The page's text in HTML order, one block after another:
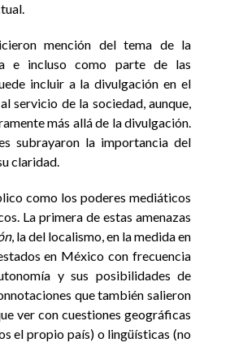
mención del tema de la
e incluso como parte de las
incluir a la divulgación en el
servicio de la sociedad, aunque,
más allá de la divulgación.
subrayaron la importancia del
claridad.
como los poderes mediáticos
La primera de estas amenazas
, la del localismo, en la medida en
en México con frecuencia
y sus posibilidades de
que también salieron
ver con cuestiones geográficas
el propio país) o lingüísticas (no